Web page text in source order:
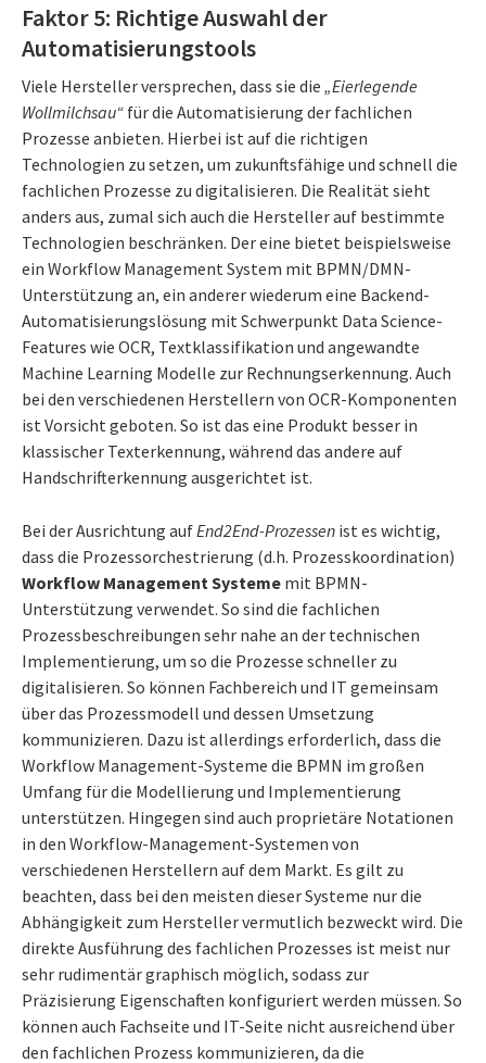
Faktor 5: Richtige Auswahl der
Automatisierungstools
Viele Hersteller versprechen, dass sie die „Eierlegende
Wollmilchsau“ für die Automatisierung der fachlichen
Prozesse anbieten. Hierbei ist auf die richtigen
Technologien zu setzen, um zukunftsfähige und schnell die
fachlichen Prozesse zu digitalisieren. Die Realität sieht
anders aus, zumal sich auch die Hersteller auf bestimmte
Technologien beschränken. Der eine bietet beispielsweise
ein Workflow Management System mit BPMN/DMN-
Unterstützung an, ein anderer wiederum eine Backend-
Automatisierungslösung mit Schwerpunkt Data Science-
Features wie OCR, Textklassifikation und angewandte
Machine Learning Modelle zur Rechnungserkennung. Auch
bei den verschiedenen Herstellern von OCR-Komponenten
ist Vorsicht geboten. So ist das eine Produkt besser in
klassischer Texterkennung, während das andere auf
Handschrifterkennung ausgerichtet ist.
Bei der Ausrichtung aufEnd2End-Prozessen ist es wichtig,
dass die Prozessorchestrierung (d.h. Prozesskoordination)
Workflow Management Systeme mit BPMN-
Unterstützung verwendet. So sind die fachlichen
Prozessbeschreibungen sehr nahe an der technischen
Implementierung, um so die Prozesse schneller zu
digitalisieren. So können Fachbereich und IT gemeinsam
über das Prozessmodell und dessen Umsetzung
kommunizieren. Dazu ist allerdings erforderlich, dass die
Workflow Management-Systeme die BPMN im großen
Umfang für die Modellierung und Implementierung
unterstützen. Hingegen sind auch proprietäre Notationen
in den Workflow-Management-Systemen von
verschiedenen Herstellern auf dem Markt. Es gilt zu
beachten, dass bei den meisten dieser Systeme nur die
Abhängigkeit zum Hersteller vermutlich bezweckt wird. Die
direkte Ausführung des fachlichen Prozesses ist meist nur
sehr rudimentär graphisch möglich, sodass zur
Präzisierung Eigenschaften konfiguriert werden müssen. So
können auch Fachseite und IT-Seite nicht ausreichend über
den fachlichen Prozess kommunizieren, da die